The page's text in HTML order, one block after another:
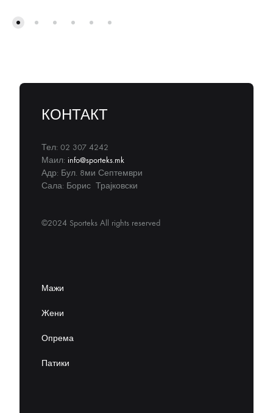
КОНТАКТ
Тел: 02 307 4242
Маил: info@sporteks.mk
Адр: Бул. 8ми Септември
Сала: Борис Трајковски
©2024 Sporteks All rights reserved
Мажи
Жени
Опрема
Патики